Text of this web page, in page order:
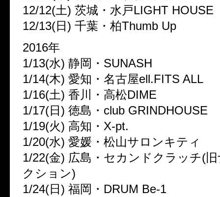
12/12(土) 茨城・水戸LIGHT HOUSE
12/13(日) 千葉・柏Thumb Up
2016年
1/13(水) 静岡・SUNASH
1/14(木) 愛知・名古屋ell.FITS ALL
1/16(土) 香川・高松DIME
1/17(日) 徳島・club GRINDHOUSE
1/19(火) 高知・X-pt.
1/20(水) 愛媛・松山サロンキティ
1/22(金) 広島・セカンドクラッチ(
クション)
1/24(日) 福岡・DRUM Be-1